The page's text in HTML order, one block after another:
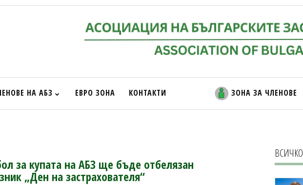
НА АБЗ ЕВРО ЗОНА КОНТАКТИ ЗОНА ЗА ЧЛЕНОВЕ
за купата на АБЗ ще бъде отбелязан
„Ден на застрахователя“
ВСИЧКО